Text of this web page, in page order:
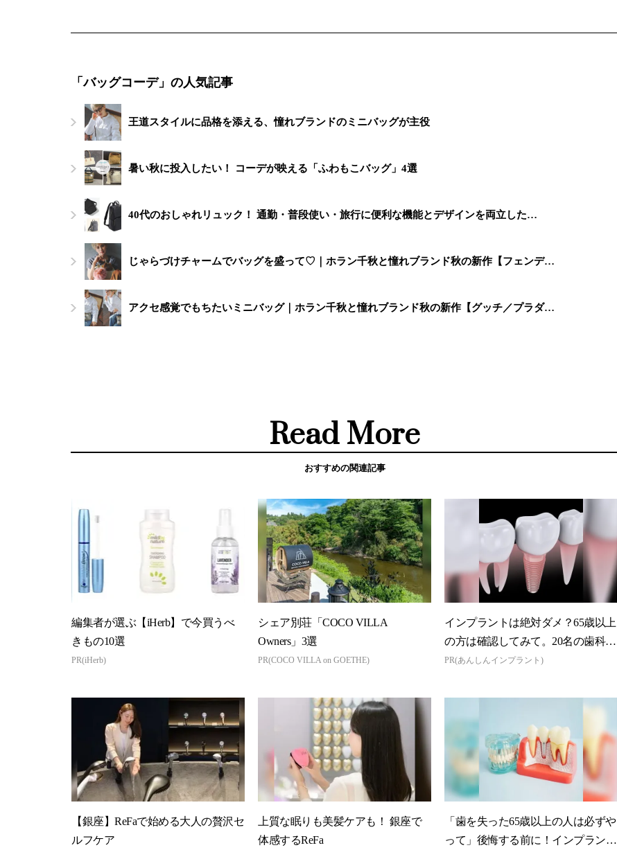
「バッグコーデ」の人気記事
王道スタイルに品格を添える、憧れブランドのミニバッグが主役
暑い秋に投入したい！ コーデが映える「ふわもこバッグ」4選
40代のおしゃれリュック！ 通勤・普段使い・旅行に便利な機能とデザインを両立した…
じゃらづけチャームでバッグを盛って♡｜ホラン千秋と憧れブランド秋の新作【フェンデ…
アクセ感覚でもちたいミニバッグ｜ホラン千秋と憧れブランド秋の新作【グッチ／プラダ…
Read More
おすすめの関連記事
編集者が選ぶ【iHerb】で今買うべ
きもの10選
PR(iHerb)
シェア別荘「COCO VILLA
Owners」3選
PR(COCO VILLA on GOETHE)
インプラントは絶対ダメ？65歳以上
の方は確認してみて。20名の歯科医
師監修のガイ...
PR(あんしんインプラント)
【銀座】ReFaで始める大人の贅沢セ
ルフケア
上質な眠りも美髪ケアも！ 銀座で
体感するReFa
「歯を失った65歳以上の人は必ずや
って」後悔する前に！インプラント